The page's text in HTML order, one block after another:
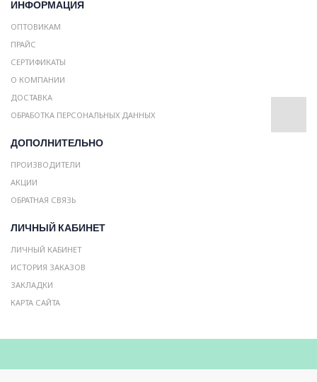
ИНФОРМАЦИЯ
ОПТОВИКАМ
ПРАЙС
СЕРТИФИКАТЫ
О КОМПАНИИ
ДОСТАВКА
ОБРАБОТКА ПЕРСОНАЛЬНЫХ ДАННЫХ
ДОПОЛНИТЕЛЬНО
ПРОИЗВОДИТЕЛИ
АКЦИИ
ОБРАТНАЯ СВЯЗЬ
ЛИЧНЫЙ КАБИНЕТ
ЛИЧНЫЙ КАБИНЕТ
ИСТОРИЯ ЗАКАЗОВ
ЗАКЛАДКИ
КАРТА САЙТА